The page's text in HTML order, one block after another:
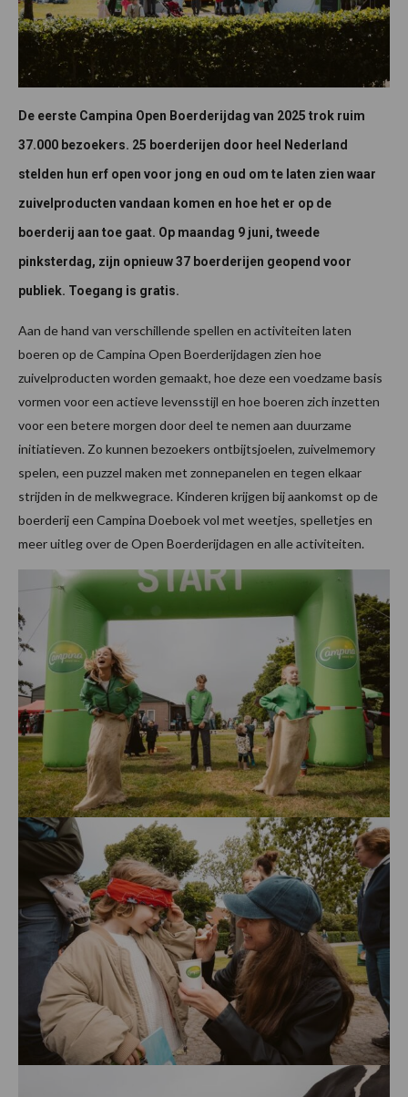
De eerste Campina Open Boerderijdag van 2025 trok ruim
37.000 bezoekers. 25 boerderijen door heel Nederland
stelden hun erf open voor jong en oud om te laten zien waar
zuivelproducten vandaan komen en hoe het er op de
boerderij aan toe gaat. Op maandag 9 juni, tweede
pinksterdag, zijn opnieuw 37 boerderijen geopend voor
publiek. Toegang is gratis.
Aan de hand van verschillende spellen en activiteiten laten
boeren op de Campina Open Boerderijdagen zien hoe
zuivelproducten worden gemaakt, hoe deze een voedzame basis
vormen voor een actieve levensstijl en hoe boeren zich inzetten
voor een betere morgen door deel te nemen aan duurzame
initiatieven. Zo kunnen bezoekers ontbijtsjoelen, zuivelmemory
spelen, een puzzel maken met zonnepanelen en tegen elkaar
strijden in de melkwegrace. Kinderen krijgen bij aankomst op de
boerderij een Campina Doeboek vol met weetjes, spelletjes en
meer uitleg over de Open Boerderijdagen en alle activiteiten.